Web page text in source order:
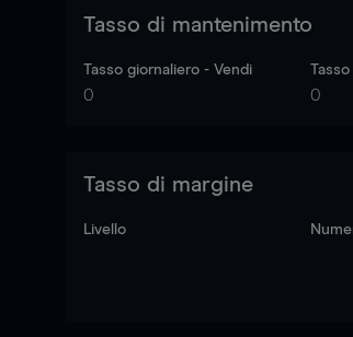
Tasso di mantenimento
Tasso giornaliero - Vendi
0 0
Tasso di margine
Livello